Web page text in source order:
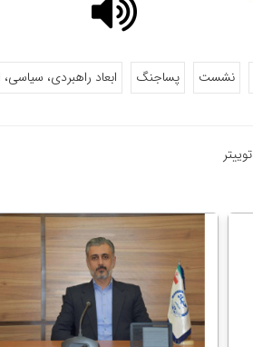
نشست پساجنگ ابعاد راهبردی،
توییتر